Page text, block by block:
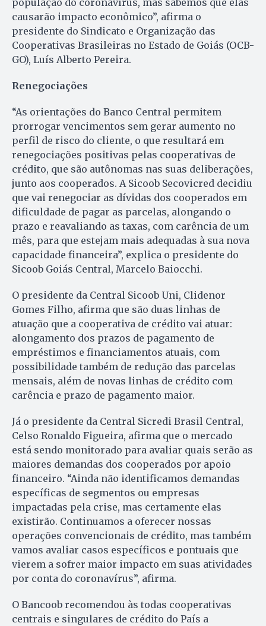
população do coronavírus, mas sabemos que elas
causarão impacto econômico”, afirma o
presidente do Sindicato e Organização das
Cooperativas Brasileiras no Estado de Goiás (OCB-
GO), Luís Alberto Pereira.
Renegociações
“As orientações do Banco Central permitem
prorrogar vencimentos sem gerar aumento no
perfil de risco do cliente, o que resultará em
renegociações positivas pelas cooperativas de
crédito, que são autônomas nas suas deliberações,
junto aos cooperados. A Sicoob Secovicred decidiu
que vai renegociar as dívidas dos cooperados em
dificuldade de pagar as parcelas, alongando o
prazo e reavaliando as taxas, com carência de um
mês, para que estejam mais adequadas à sua nova
capacidade financeira”, explica o presidente do
Sicoob Goiás Central, Marcelo Baiocchi.
O presidente da Central Sicoob Uni, Clidenor
Gomes Filho, afirma que são duas linhas de
atuação que a cooperativa de crédito vai atuar:
alongamento dos prazos de pagamento de
empréstimos e financiamentos atuais, com
possibilidade também de redução das parcelas
mensais, além de novas linhas de crédito com
carência e prazo de pagamento maior.
Já o presidente da Central Sicredi Brasil Central,
Celso Ronaldo Figueira, afirma que o mercado
está sendo monitorado para avaliar quais serão as
maiores demandas dos cooperados por apoio
financeiro. “Ainda não identificamos demandas
específicas de segmentos ou empresas
impactadas pela crise, mas certamente elas
existirão. Continuamos a oferecer nossas
operações convencionais de crédito, mas também
vamos avaliar casos específicos e pontuais que
vierem a sofrer maior impacto em suas atividades
por conta do coronavírus”, afirma.
O Bancoob recomendou às todas cooperativas
centrais e singulares de crédito do País a